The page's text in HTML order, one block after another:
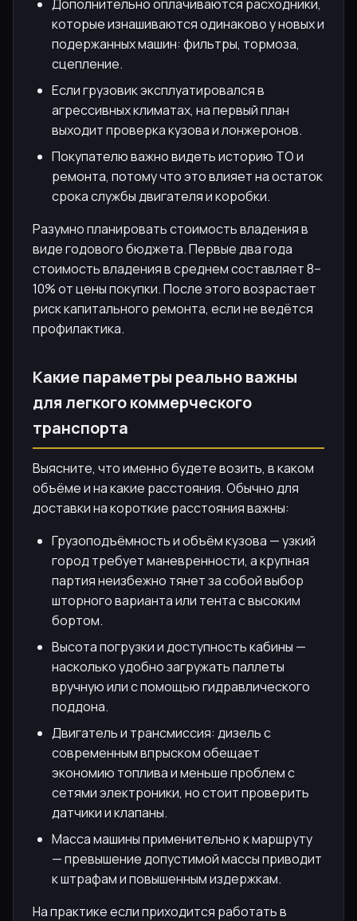
Дополнительно оплачиваются расходники,
которые изнашиваются одинаково у новых и
подержанных машин: фильтры, тормоза,
сцепление.
Если грузовик эксплуатировался в
агрессивных климатах, на первый план
выходит проверка кузова и лонжеронов.
Покупателю важно видеть историю ТО и
ремонта, потому что это влияет на остаток
срока службы двигателя и коробки.
Разумно планировать стоимость владения в
виде годового бюджета. Первые два года
стоимость владения в среднем составляет 8–
10% от цены покупки. После этого возрастает
риск капитального ремонта, если не ведётся
профилактика.
Какие параметры реально важны
для легкого коммерческого
транспорта
Выясните, что именно будете возить, в каком
объёме и на какие расстояния. Обычно для
доставки на короткие расстояния важны:
Грузоподъёмность и объём кузова — узкий
город требует маневренности, а крупная
партия неизбежно тянет за собой выбор
шторного варианта или тента с высоким
бортом.
Высота погрузки и доступность кабины —
насколько удобно загружать паллеты
вручную или с помощью гидравлического
поддона.
Двигатель и трансмиссия: дизель с
современным впрыском обещает
экономию топлива и меньше проблем с
сетями электроники, но стоит проверить
датчики и клапаны.
Масса машины применительно к маршруту
— превышение допустимой массы приводит
к штрафам и повышенным издержкам.
На практике если приходится работать в